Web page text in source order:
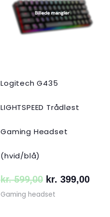
Logitech G435
LIGHTSPEED Trådløst
Gaming Headset
(hvid/blå)
kr.599,00
var:
kr. 599,00.
kr. 399,00
kr.
Gaming headset